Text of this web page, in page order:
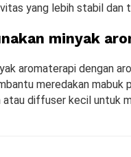
yang lebih stabil dan
minyak
aromaterapi dengan
meredakan mabuk
atau diffuser kecil untuk